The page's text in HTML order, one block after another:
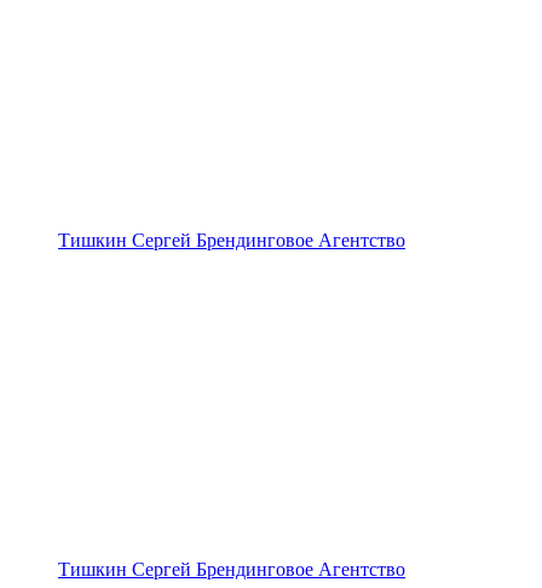
Тишкин Сергей Брендинговое Агентство
Тишкин Сергей Брендинговое Агентство